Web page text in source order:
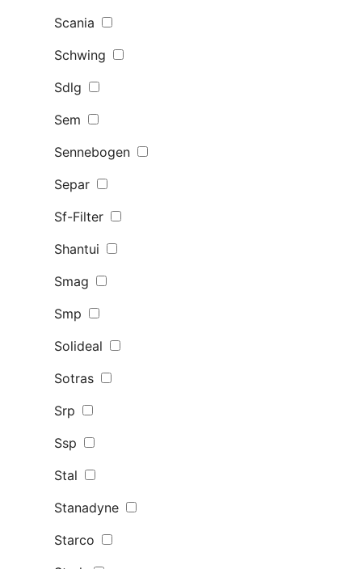
Scania
Schwing
Sdlg
Sem
Sennebogen
Separ
Sf-Filter
Shantui
Smag
Smp
Solideal
Sotras
Srp
Ssp
Stal
Stanadyne
Starco